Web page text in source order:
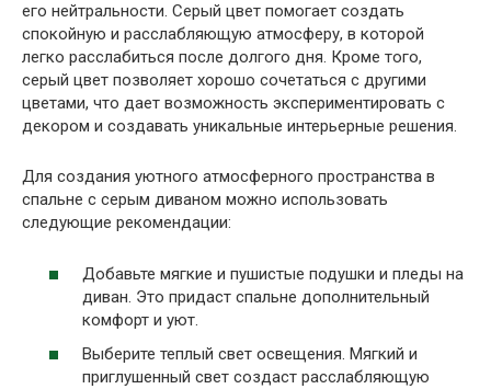
его нейтральности. Серый цвет помогает создать
спокойную и расслабляющую атмосферу, в которой
легко расслабиться после долгого дня. Кроме того,
серый цвет позволяет хорошо сочетаться с другими
цветами, что дает возможность экспериментировать с
декором и создавать уникальные интерьерные решения.
Для создания уютного атмосферного пространства в
спальне с серым диваном можно использовать
следующие рекомендации:
Добавьте мягкие и пушистые подушки и пледы на
диван. Это придаст спальне дополнительный
комфорт и уют.
Выберите теплый свет освещения. Мягкий и
приглушенный свет создаст расслабляющую